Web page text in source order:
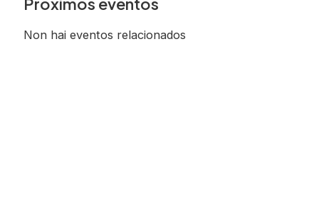
Non hai eventos relacionados